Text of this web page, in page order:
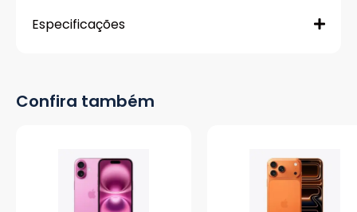
Especificações
Confira também